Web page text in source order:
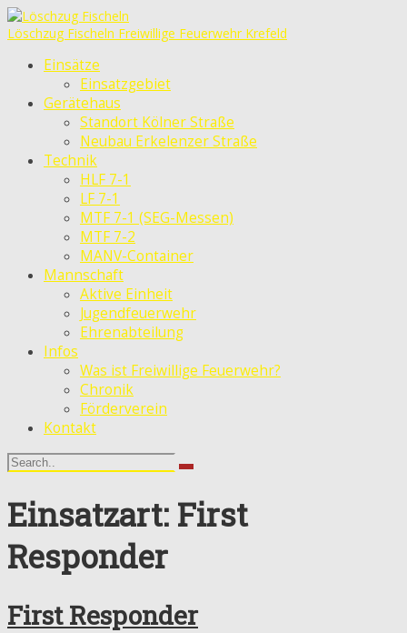
Löschzug Fischeln Freiwillige Feuerwehr Krefeld
Einsätze
Einsatzgebiet
Gerätehaus
Standort Kölner Straße
Neubau Erkelenzer Straße
Technik
HLF 7-1
LF 7-1
MTF 7-1 (SEG-Messen)
MTF 7-2
MANV-Container
Mannschaft
Aktive Einheit
Jugendfeuerwehr
Ehrenabteilung
Infos
Was ist Freiwillige Feuerwehr?
Chronik
Förderverein
Kontakt
Einsatzart: First
Responder
First Responder